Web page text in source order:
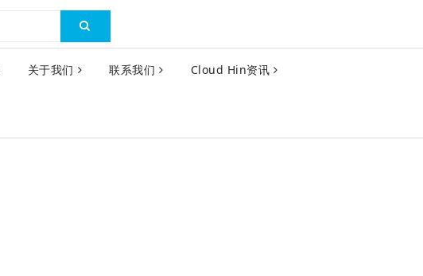
关于我们 联系我们 Cloud Hin资讯